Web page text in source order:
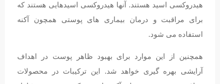
هیدروکسی اسید هستند. آنها هیدروکسی اسیدهایی هستند که
برای مراقبت و درمان بیماری های پوستی همچون آکنه
استفاده می شود.
همچنین از این موارد برای بهبود ظاهر پوست در اهداف
آرایشی بهره گیری خواهد شد. این ترکیبات در محصولات